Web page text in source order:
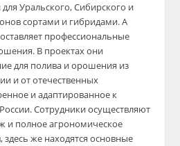
Уральского, Сибирского и
сортами и гибридами. А
профессиональные
В проектах они
для полива и орошения из
и от отечественных
и адаптированное к
Сотрудники осуществляют
и полное агрономическое
же находятся основные